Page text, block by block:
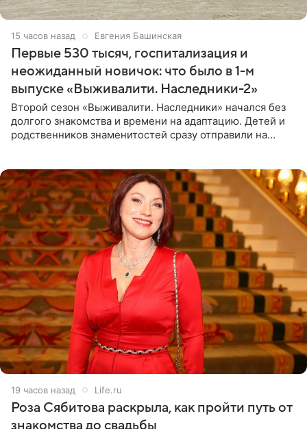
15 часов назад Евгения Башинская
Первые 530 тысяч, госпитализация и
неожиданный новичок: что было в 1-м
выпуске «Выживалити. Наследники-2»
Второй сезон «Выживалити. Наследники» начался без
долгого знакомства и времени на адаптацию. Детей и
родственников знаменитостей сразу отправили на
19 часов назад Life.ru
Роза Сябитова раскрыла, как пройти путь от
знакомства до свадьбы